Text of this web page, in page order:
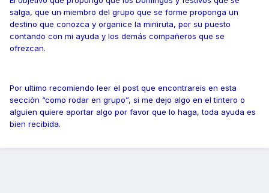
salga, que un miembro del grupo que se forme proponga un
destino que conozca y organice la miniruta, por su puesto
contando con mi ayuda y los demás compañeros que se
ofrezcan.
Por ultimo recomiendo leer el post que encontrareis en esta
sección “como rodar en grupo”, si me dejo algo en el tintero o
alguien quiere aportar algo por favor que lo haga, toda ayuda es
bien recibida.